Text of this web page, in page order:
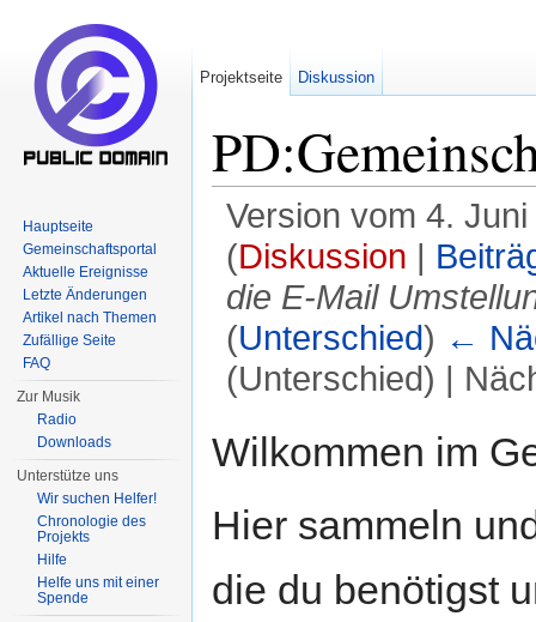
Version vom 4.
(Diskussion |
die E-Mail
(Unterschied) ←
(Unterschied) |
Wilkommen im
Hier sammeln
die du benötigst
Projektseite Diskussion
Hauptseite
Gemeinschaftsportal
Aktuelle Ereignisse
Letzte Änderungen
Artikel nach Themen
Zufällige Seite
FAQ
Zur Musik
Radio
Downloads
Unterstütze uns
Wir suchen Helfer!
Chronologie des
Projekts
Hilfe
Helfe uns mit einer
Spende